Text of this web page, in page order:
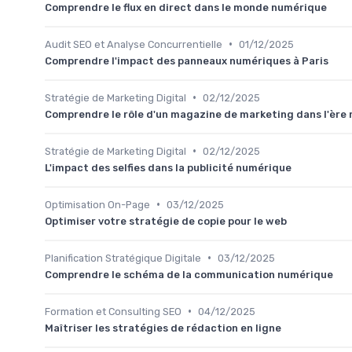
Comprendre le flux en direct dans le monde numérique
Audit SEO et Analyse Concurrentielle • 01/12/2025
Comprendre l'impact des panneaux numériques à Paris
Stratégie de Marketing Digital • 02/12/2025
Comprendre le rôle d'un magazine de marketing dans l'ère
Stratégie de Marketing Digital • 02/12/2025
L'impact des selfies dans la publicité numérique
Optimisation On-Page • 03/12/2025
Optimiser votre stratégie de copie pour le web
Planification Stratégique Digitale • 03/12/2025
Comprendre le schéma de la communication numérique
Formation et Consulting SEO • 04/12/2025
Maîtriser les stratégies de rédaction en ligne